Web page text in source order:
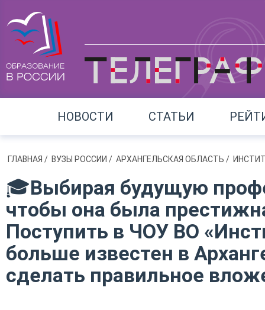
НОВОСТИ СТАТЬИ
ГЛАВНАЯ / ВУЗЫ РОССИИ / АРХАНГЕЛЬСКАЯ ОБЛАСТЬ /
🎓Выбирая будущую
чтобы она была
Поступить в ЧОУ ВО
больше известен в
сделать правильное